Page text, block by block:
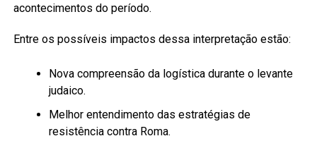
acontecimentos do período.
Entre os possíveis impactos dessa interpretação estão:
Nova compreensão da logística durante o levante
judaico.
Melhor entendimento das estratégias de
resistência contra Roma.